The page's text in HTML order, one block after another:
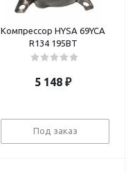
Компрессор HYSA 69YCA
R134 195BT
5 148 ₽
Под заказ